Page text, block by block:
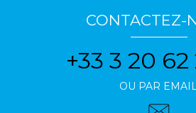
CONTACTEZ-
+33 3 20 62
OU PAR